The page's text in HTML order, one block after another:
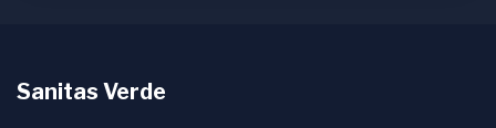
Sanitas Verde